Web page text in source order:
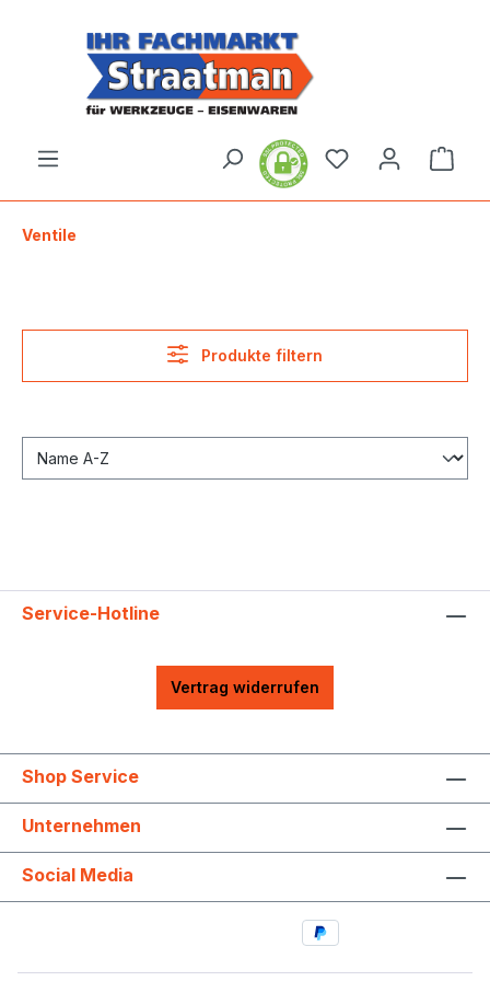
Ventile
Produkte filtern
Service-Hotline
Vertrag widerrufen
Shop Service
Unternehmen
Social Media